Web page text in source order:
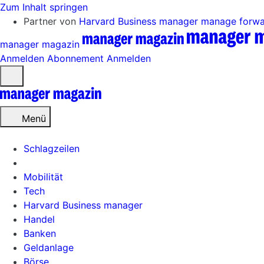
Zum Inhalt springen
Partner von Harvard Business manager manage
manager magazin
Anmelden Abonnement Anmelden
öffnen
Menü
Schlagzeilen
Mobilität
Tech
Harvard Business manager
Handel
Banken
Geldanlage
Börse